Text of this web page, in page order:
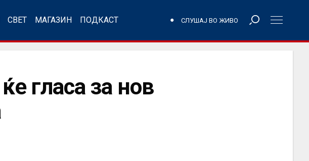
СВЕТ МАГАЗИН ПОДКАСТ СЛУШАЈ ВО ЖИВО
гласа за нов